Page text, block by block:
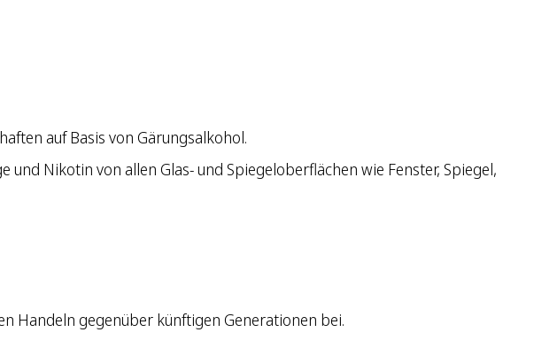
auf Basis von Gärungsalkohol.
Nikotin von allen Glas- und Spiegeloberflächen wie Fenster, Spiegel,
Handeln gegenüber künftigen Generationen bei.